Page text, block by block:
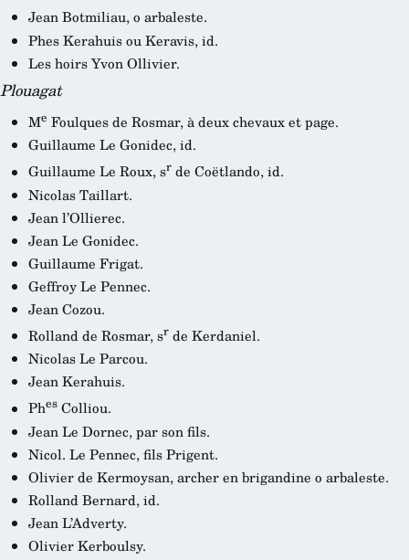
Jean Botmiliau, o arbaleste.
Phes Kerahuis ou Keravis, id.
Les hoirs Yvon Ollivier.
Plouagat
Me Foulques de Rosmar, à deux chevaux et page.
Guillaume Le Gonidec, id.
Guillaume Le Roux, srde Coëtlando, id.
Nicolas Taillart.
Jean l’Ollierec.
Jean Le Gonidec.
Guillaume Frigat.
Geffroy Le Pennec.
Jean Cozou.
Rolland de Rosmar, srde Kerdaniel.
Nicolas Le Parcou.
Jean Kerahuis.
PhesColliou.
Jean Le Dornec, par son fils.
Nicol. Le Pennec, fils Prigent.
Olivier de Kermoysan, archer en brigandine o arbaleste.
Rolland Bernard, id.
Jean L’Adverty.
Olivier Kerboulsy.